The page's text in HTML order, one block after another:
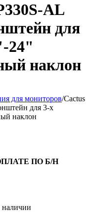
AL
для
24"
наклон
для мониторов/Cactus
для 3-х
наклон
ПО Б/Н
наличии